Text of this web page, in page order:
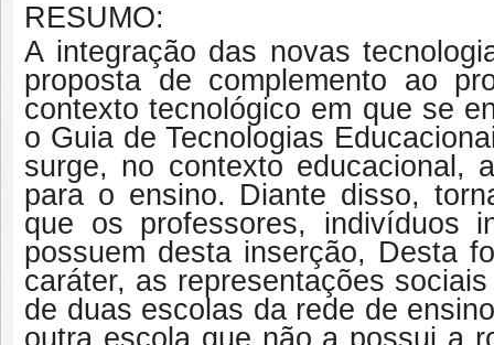
RESUMO:
A integração das novas
proposta de complemento ao
contexto tecnológico em que se
o Guia de Tecnologias
surge, no contexto educacional,
para o ensino. Diante disso,
que os professores, indivíduos
possuem desta inserção, Desta
caráter, as representações
de duas escolas da rede de
outra escola que não a possui a